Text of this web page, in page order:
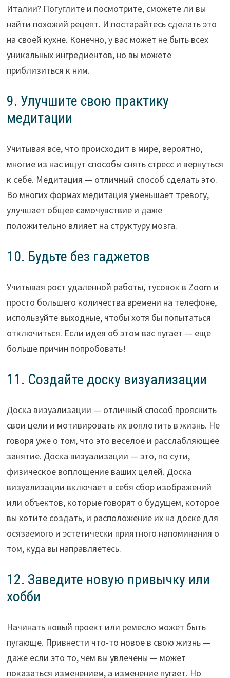
Италии? Погуглите и посмотрите, сможете ли вы
найти похожий рецепт. И постарайтесь сделать это
на своей кухне. Конечно, у вас может не быть всех
уникальных ингредиентов, но вы можете
приблизиться к ним.
9. Улучшите свою практику
медитации
Учитывая все, что происходит в мире, вероятно,
многие из нас ищут способы снять стресс и вернуться
к себе. Медитация — отличный способ сделать это.
Во многих формах медитация уменьшает тревогу,
улучшает общее самочувствие и даже
положительно влияет на структуру мозга.
10. Будьте без гаджетов
Учитывая рост удаленной работы, тусовок в Zoom и
просто большего количества времени на телефоне,
используйте выходные, чтобы хотя бы попытаться
отключиться. Если идея об этом вас пугает — еще
больше причин попробовать!
11. Создайте доску визуализации
Доска визуализации — отличный способ прояснить
свои цели и мотивировать их воплотить в жизнь. Не
говоря уже о том, что это веселое и расслабляющее
занятие. Доска визуализации — это, по сути,
физическое воплощение ваших целей. Доска
визуализации включает в себя сбор изображений
или объектов, которые говорят о будущем, которое
вы хотите создать, и расположение их на доске для
осязаемого и эстетически приятного напоминания о
том, куда вы направляетесь.
12. Заведите новую привычку или
хобби
Начинать новый проект или ремесло может быть
пугающе. Привнести что-то новое в свою жизнь —
даже если это то, чем вы увлечены — может
показаться изменением, а изменение пугает. Но